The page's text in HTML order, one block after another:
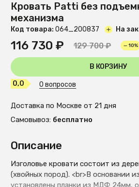
Описание
Изголовье кровати состоит из
(хвойных пород). <br>В основании
установлены планки из МДФ 24мм,
Кровать Patti без
механизма
Код товара: O64_200837 На
116 730 ₽ 129 700 ₽ — 10%
В КОРЗИНУ
0,0 0 вопросов
Доставка по Москве от 21 дня
Самовывоз: бесплатно